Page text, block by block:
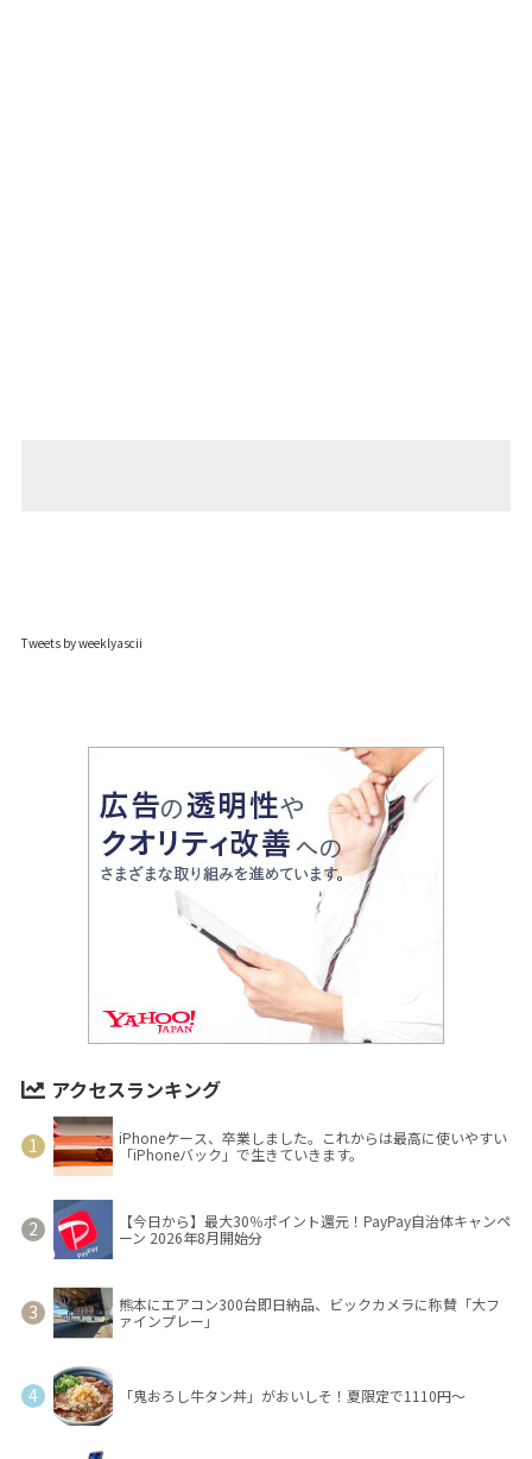
Tweets by weeklyascii
アクセスランキング
iPhoneケース、卒業しました。これからは最高に使いやすい
「iPhoneバック」で生きていきます。
【今日から】最大30％ポイント還元！PayPay自治体キャンペ
ーン 2026年8月開始分
熊本にエアコン300台即日納品、ビックカメラに称賛「大フ
ァインプレー」
「鬼おろし牛タン丼」がおいしそ！夏限定で1110円～